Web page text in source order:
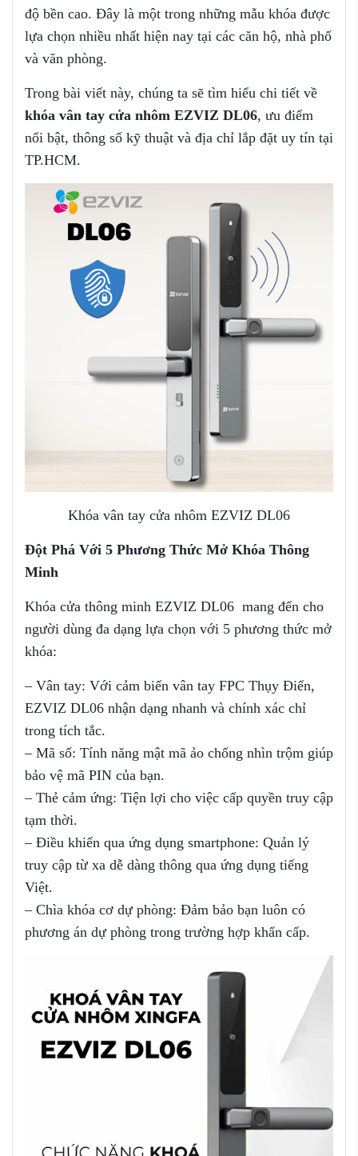
độ bền cao. Đây là một trong những mẫu khóa được
lựa chọn nhiều nhất hiện nay tại các căn hộ, nhà phố
và văn phòng.
Trong bài viết này, chúng ta sẽ tìm hiểu chi tiết về
khóa vân tay cửa nhôm EZVIZ DL06, ưu điểm
nổi bật, thông số kỹ thuật và địa chỉ lắp đặt uy tín tại
TP.HCM.
Khóa vân tay cửa nhôm EZVIZ DL06
Đột Phá Với 5 Phương Thức Mở Khóa Thông
Minh
Khóa cửa thông minh EZVIZ DL06 mang đến cho
người dùng đa dạng lựa chọn với 5 phương thức mở
khóa:
– Vân tay: Với cảm biến vân tay FPC Thụy Điển,
EZVIZ DL06 nhận dạng nhanh và chính xác chỉ
trong tích tắc.
– Mã số: Tính năng mật mã ảo chống nhìn trộm giúp
bảo vệ mã PIN của bạn.
– Thẻ cảm ứng: Tiện lợi cho việc cấp quyền truy cập
tạm thời.
– Điều khiển qua ứng dụng smartphone: Quản lý
truy cập từ xa dễ dàng thông qua ứng dụng tiếng
Việt.
– Chìa khóa cơ dự phòng: Đảm bảo bạn luôn có
phương án dự phòng trong trường hợp khẩn cấp.